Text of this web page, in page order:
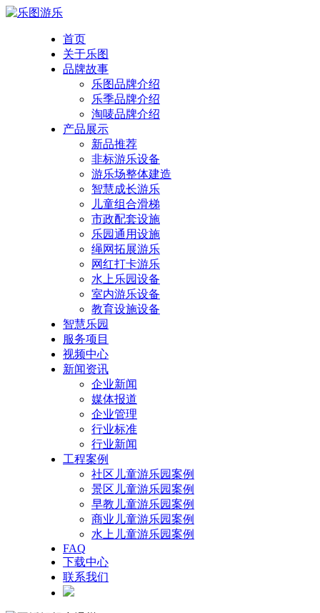
首页
关于乐图
品牌故事
乐图品牌介绍
乐季品牌介绍
淘唛品牌介绍
产品展示
新品推荐
非标游乐设备
游乐场整体建造
智慧成长游乐
儿童组合滑梯
市政配套设施
乐园通用设施
绳网拓展游乐
网红打卡游乐
水上乐园设备
室内游乐设备
教育设施设备
智慧乐园
服务项目
视频中心
新闻资讯
企业新闻
媒体报道
企业管理
行业标准
行业新闻
工程案例
社区儿童游乐园案例
景区儿童游乐园案例
早教儿童游乐园案例
商业儿童游乐园案例
水上儿童游乐园案例
FAQ
下载中心
联系我们